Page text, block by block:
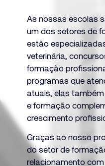
As nossas escolas
um dos setores de
estão
veterinária,
formação
programas que
atuais, elas
e formação
crescimento
Graças ao nosso
do setor de
relacionamento